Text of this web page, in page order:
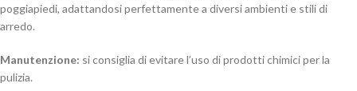
poggiapiedi, adattandosi perfettamente a diversi ambienti e stili di
arredo.
Manutenzione: si consiglia di evitare l’uso di prodotti chimici per la
pulizia.